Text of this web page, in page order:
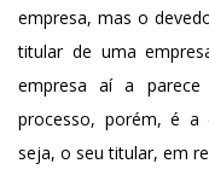
empresa, mas o
titular de uma
empresa aí a
processo, porém, é a
seja, o seu titular, em